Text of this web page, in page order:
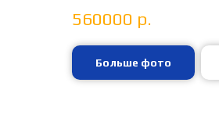
560000 р.
Больше фото